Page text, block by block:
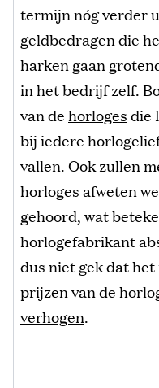
termijn nóg verder
geldbedragen die
harken gaan
in het bedrijf zelf.
van dehorlogesdie
bij iedere
vallen. Ook zullen
horloges afweten
gehoord, wat
horlogefabrikant
dus niet gek dat
prijzen van de
verhogen.